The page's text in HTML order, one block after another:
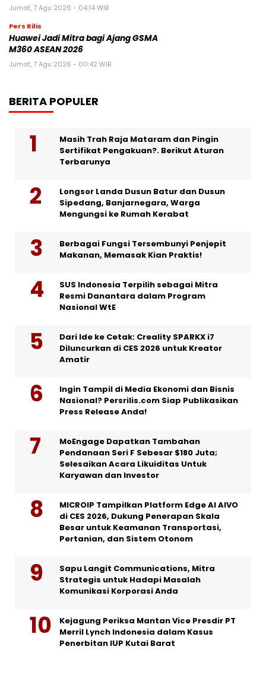
Jumat, 7 Agu 2026 - 04:14 WIB
Pers Rilis
Huawei Jadi Mitra bagi Ajang GSMA
M360 ASEAN 2026
Jumat, 7 Agu 2026 - 00:42 WIB
BERITA POPULER
Masih Trah Raja Mataram dan Pingin
Sertifikat Pengakuan?. Berikut Aturan
Terbarunya
Longsor Landa Dusun Batur dan Dusun
Sipedang, Banjarnegara, Warga
Mengungsi ke Rumah Kerabat
Berbagai Fungsi Tersembunyi Penjepit
Makanan, Memasak Kian Praktis!
SUS Indonesia Terpilih sebagai Mitra
Resmi Danantara dalam Program
Nasional WtE
Dari Ide ke Cetak: Creality SPARKX i7
Diluncurkan di CES 2026 untuk Kreator
Amatir
Ingin Tampil di Media Ekonomi dan Bisnis
Nasional? Persrilis.com Siap Publikasikan
Press Release Anda!
MoEngage Dapatkan Tambahan
Pendanaan Seri F Sebesar $180 Juta;
Selesaikan Acara Likuiditas Untuk
Karyawan dan Investor
MICROIP Tampilkan Platform Edge AI AIVO
di CES 2026, Dukung Penerapan Skala
Besar untuk Keamanan Transportasi,
Pertanian, dan Sistem Otonom
Sapu Langit Communications, Mitra
Strategis untuk Hadapi Masalah
Komunikasi Korporasi Anda
Kejagung Periksa Mantan Vice Presdir PT
Merril Lynch Indonesia dalam Kasus
Penerbitan IUP Kutai Barat